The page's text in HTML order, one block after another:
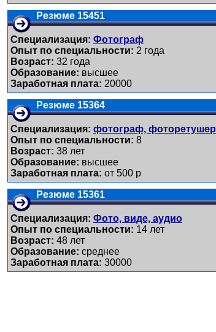
Резюме 15451
Специализация: Фотограф
Опыт по специальности: 2 года
Возраст: 32 годa
Образование: высшее
Заработная плата: 20000
Резюме 15364
Специализация: фотограф, фоторетушер
Опыт по специальности: 8
Возраст: 38 лет
Образование: высшее
Заработная плата: от 500 р
Резюме 15361
Специализация: Фото, виде, аудио
Опыт по специальности: 14 лет
Возраст: 48 лет
Образование: среднее
Заработная плата: 30000